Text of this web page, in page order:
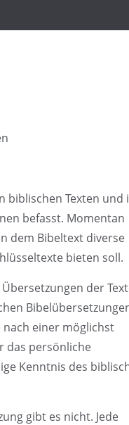
biblischen Texten und
befasst. Momentan
dem Bibeltext diverse
bieten soll.
der
nach einer möglichst
das persönliche
Kenntnis des
gibt es nicht. Jede